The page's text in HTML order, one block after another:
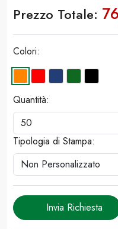
Prezzo Totale:
Colori:
Quantità:
Tipologia di Stampa:
Invia Richiesta